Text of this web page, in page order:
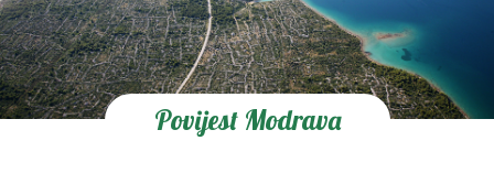
Povijest Modrava